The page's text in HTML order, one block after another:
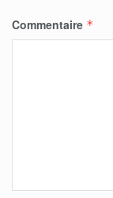
Commentaire *